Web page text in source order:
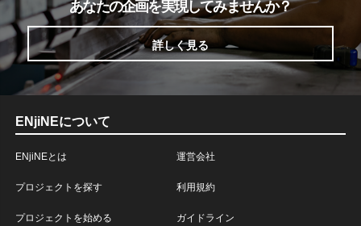
あなたの企画を実現してみませんか？
詳しく見る
ENjiNEについて
ENjiNEとは
プロジェクトを探す
プロジェクトを始める
運営会社
利用規約
ガイドライン